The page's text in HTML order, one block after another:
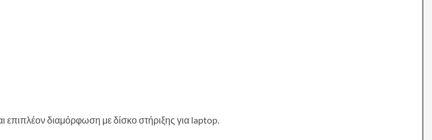
επιπλέον διαμόρφωση με δίσκο στήριξης για laptop.